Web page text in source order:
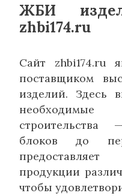
ЖБИ
zhbi174.ru
Сайт zhbi174.ru
поставщиком
изделий. Здесь
блоков до
продукции
чтобы